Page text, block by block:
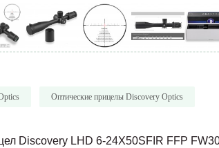
Оптические прицелы Discovery Optics
Discovery LHD 6-24X50SFIR FFP